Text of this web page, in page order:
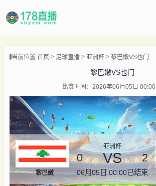
当前位置:首页 足球直播 亚洲杯 黎巴嫩VS也门
黎巴嫩VS也门
比赛时间：2026年06月05日 00:00
黎巴嫩
亚洲杯
0 VS 2
06月05日 00:00已结束